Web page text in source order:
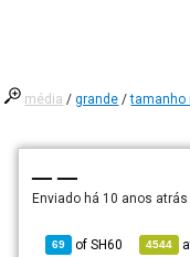
média /grande /tamanho
— —
Enviado há 10 anos atrás
69 ofSH60 4544